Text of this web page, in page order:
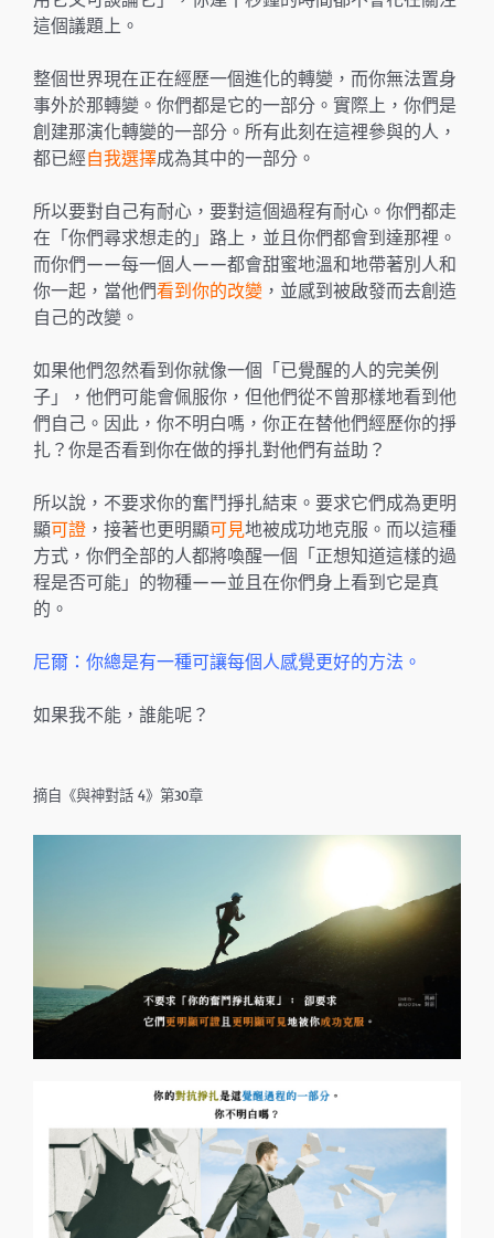
這個議題上。
整個世界現在正在經歷一個進化的轉變，而你無法置身
事外於那轉變。你們都是它的一部分。實際上，你們是
創建那演化轉變的一部分。所有此刻在這裡參與的人，
都已經自我選擇成為其中的一部分。
所以要對自己有耐心，要對這個過程有耐心。你們都走
在「你們尋求想走的」路上，並且你們都會到達那裡。
而你們——每一個人——都會甜蜜地溫和地帶著別人和
你一起，當他們看到你的改變 ，並感到被啟發而去創造
自己的改變。
如果他們忽然看到你就像一個「已覺醒的人的完美例
子」，他們可能會佩服你，但他們從不曾那樣地看到他
們自己。因此，你不明白嗎，你正在替他們經歷你的掙
扎？你是否看到你在做的掙扎對他們有益助？
所以說，不要求你的奮鬥掙扎結束。要求它們成為更明
顯可證 ，接著也更明顯可見地被成功地克服。而以這種
方式，你們全部的人都將喚醒一個「正想知道這樣的過
程是否可能」的物種——並且在你們身上看到它是真
的。
尼爾：你總是有一種可讓每個人感覺更好的方法。
如果我不能，誰能呢？
摘自《與神對話 4》第30章